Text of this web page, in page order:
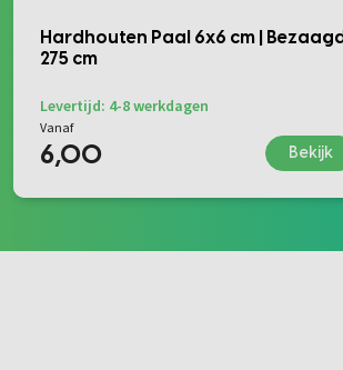
Hardhouten Paal 6x6 cm |
275 cm
Levertijd: 4-8 werkdagen
Vanaf
6,00 Bekijk